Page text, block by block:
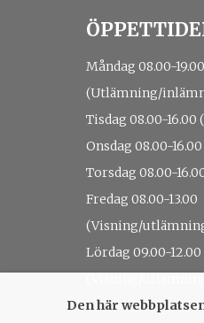
Måndag 08.00-19.00
(Utlämning/
Tisdag 08.00-
Onsdag 08.00-
Torsdag 08.00-
Fredag 08.00-13.00
(Visning/
Lördag 09.00-12.00
Den här